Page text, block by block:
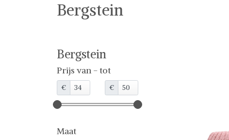
Bergstein
Bergstein
Prijs van - tot
€ €
Maat